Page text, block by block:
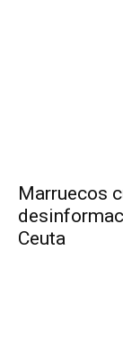
Marruecos
Ceuta